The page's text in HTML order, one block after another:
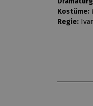
Kostüme:
Regie: